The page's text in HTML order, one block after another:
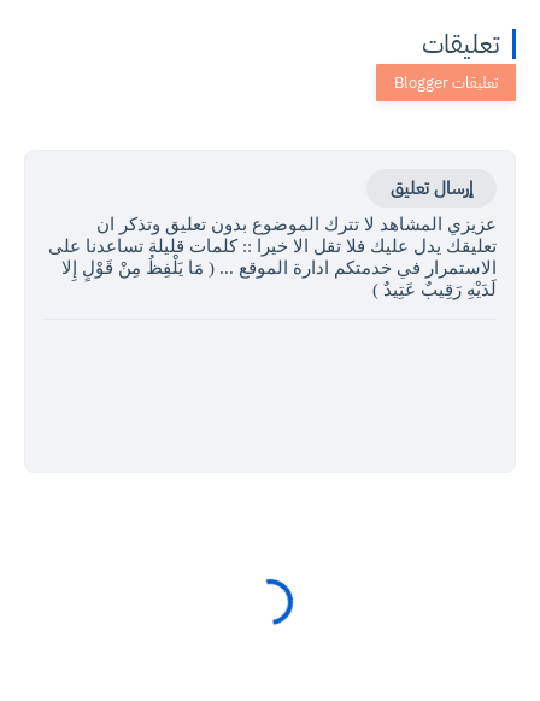
تعليقات
إرسال تعليق
عزيزي المشاهد لا تترك الموضوع بدون تعليق وتذكر ان
تعليقك يدل عليك فلا تقل الا خيرا :: كلمات قليلة تساعدنا على
الاستمرار في خدمتكم ادارة الموقع ... ( مَا يَلْفِظُ مِنْ قَوْلٍ إِلا
لَدَيْهِ رَقِيبٌ عَتِيدٌ )